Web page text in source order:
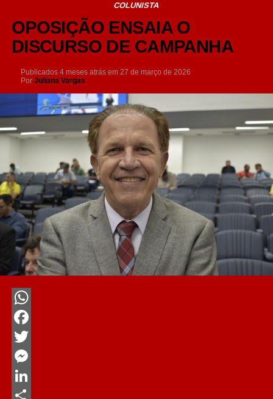
COLUNISTA
OPOSIÇÃO ENSAIA O
DISCURSO DE CAMPANHA
Publicados 4 meses atrás em 27 de março de 2026
Por Juliana Vargas
WhatsApp
Facebook
Twitter
Messenger
LinkedIn